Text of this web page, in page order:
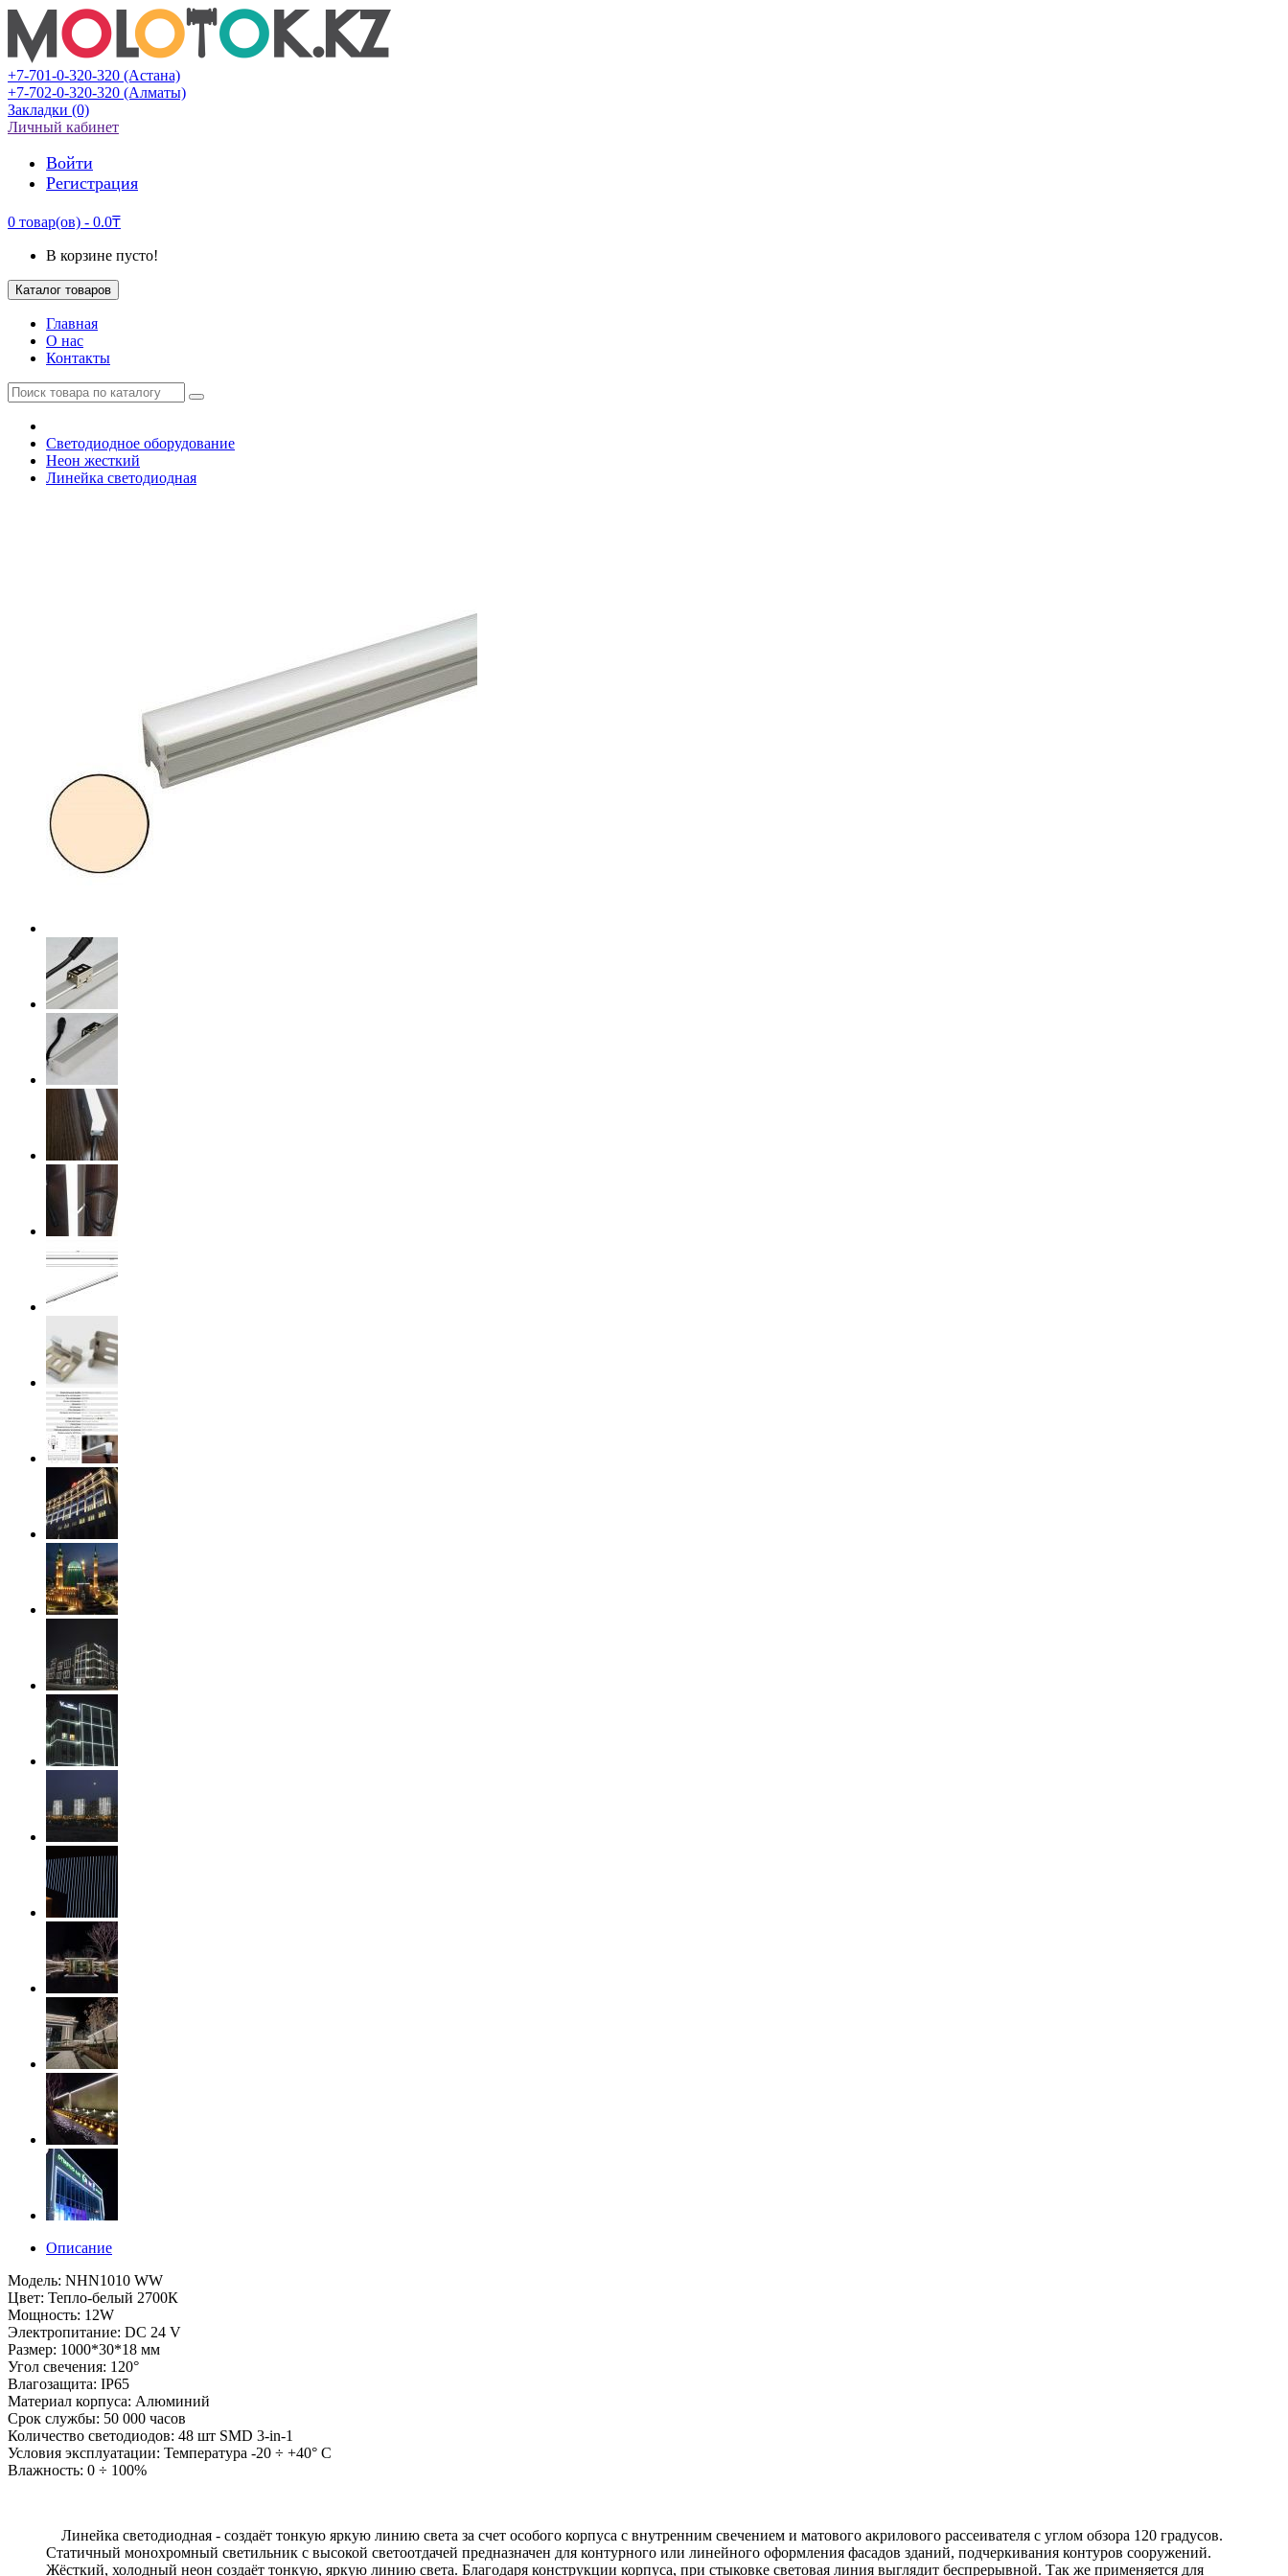
+7-701-0-320-320 (Астана)
+7-702-0-320-320 (Алматы)
Закладки (0)
Личный кабинет
Войти
Регистрация
0 товар(ов) - 0.0₸
В корзине пусто!
Каталог товаров
Главная
О нас
Контакты
Светодиодное оборудование
Неон жесткий
Линейка светодиодная
Описание
Модель: NHN1010 WW
Цвет: Тепло-белый 2700К
Мощность: 12W
Электропитание: DC 24 V
Размер: 1000*30*18 мм
Угол свечения: 120°
Влагозащита: IP65
Материал корпуса: Алюминий
Срок службы: 50 000 часов
Количество светодиодов: 48 шт SMD 3-in-1
Условия эксплуатации: Температура -20 ÷ +40° C
Влажность: 0 ÷ 100%
Линейка светодиодная - создаёт тонкую яркую линию света за счет особого корпуса с внутренним свечением и матового акрилового рассеивателя с углом обзора 120 градусов.
Статичный монохромный светильник с высокой светоотдачей предназначен для контурного или линейного оформления фасадов зданий, подчеркивания контуров сооружений.
Жёсткий, холодный неон создаёт тонкую, яркую линию света. Благодаря конструкции корпуса, при стыковке световая линия выглядит беспрерывной. Так же применяется для